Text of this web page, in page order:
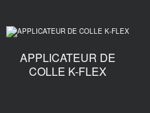
APPLICATEUR DE
COLLE K-FLEX